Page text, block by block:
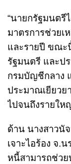
“นายกรัฐมนตรี
มาตรการช่วยเ
และรายปี ขณะ
รัฐมนตรี และป
กรมบัญชีกลาง
ประมาณเยียวย
ไปจนถึงรายให
ด้าน นางสาวนั
เจาะไอร้อง จ.
หนี้สามารถช่วย